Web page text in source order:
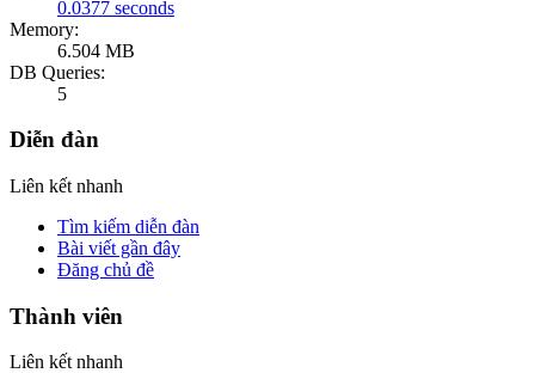
0.0377 seconds
Memory:
6.504 MB
DB Queries:
5
Diễn đàn
Liên kết nhanh
Tìm kiếm diễn đàn
Bài viết gần đây
Đăng chủ đề
Thành viên
Liên kết nhanh